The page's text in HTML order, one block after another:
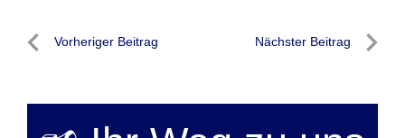
Beitragsnavigation
Vorheriger Beitrag Nächster Beitrag